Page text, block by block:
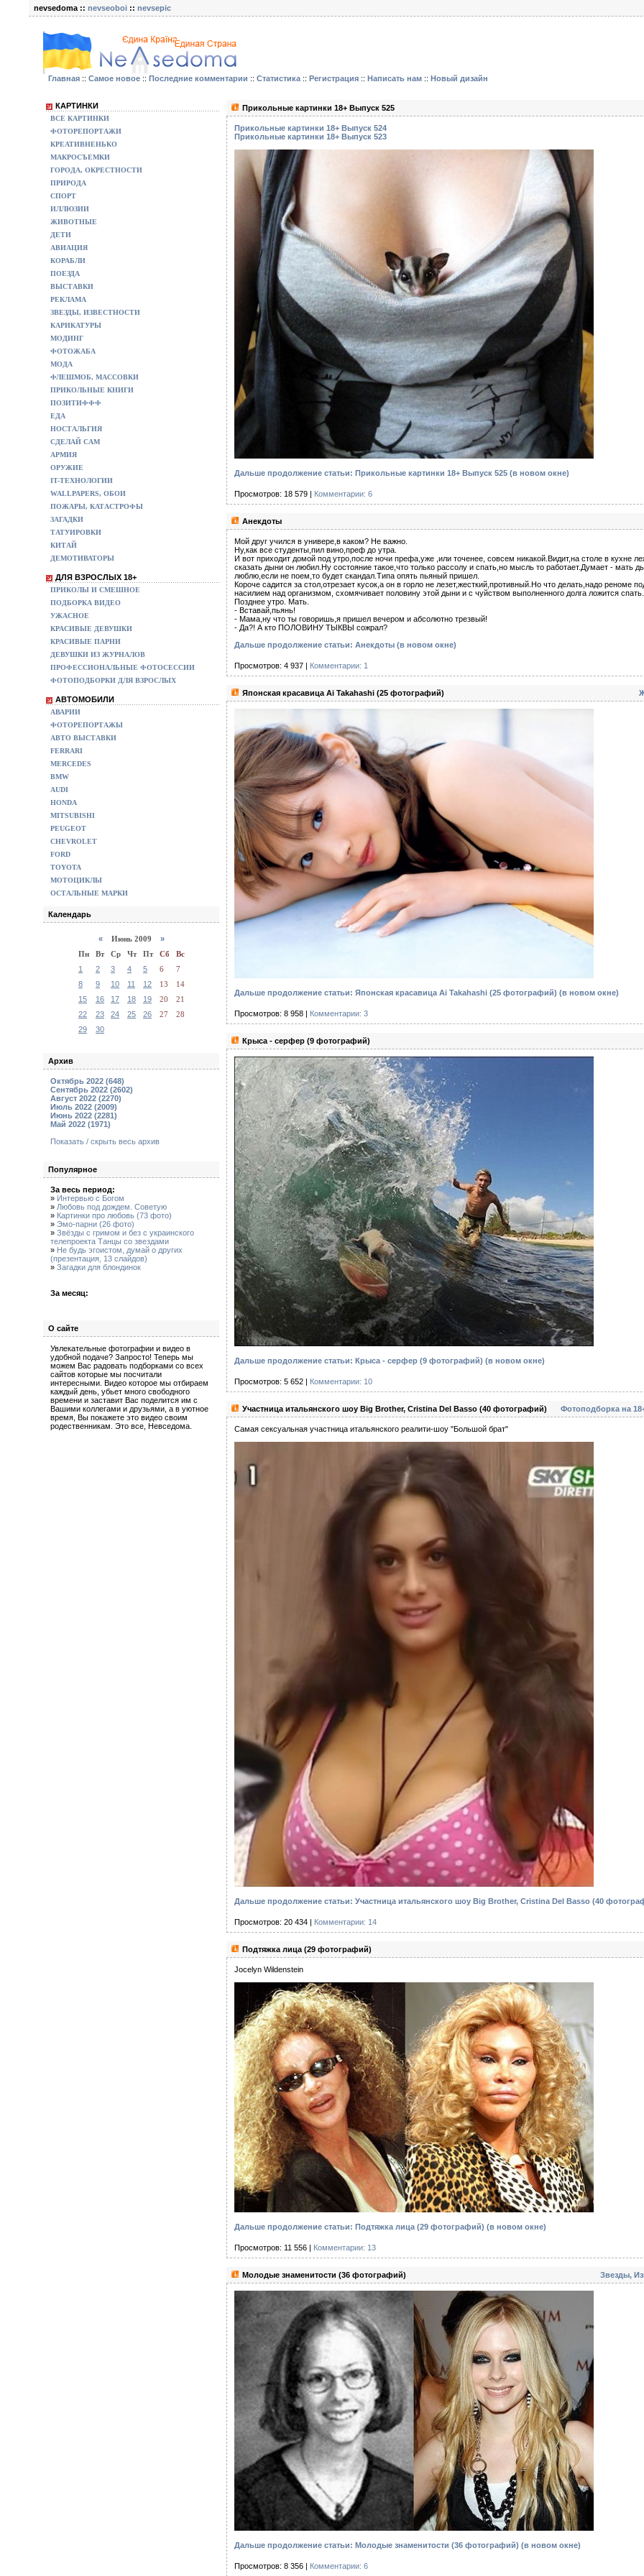
nevsedoma :: nevseoboi :: nevsepic
Главная :: Самое новое :: Последние комментарии :: Статистика :: Регистрация :: Написать нам :: Новый дизайн
КАРТИНКИ
ВСЕ КАРТИНКИ
ФОТОРЕПОРТАЖИ
КРЕАТИВНЕНЬКО
МАКРОСЪЕМКИ
ГОРОДА, ОКРЕСТНОСТИ
ПРИРОДА
СПОРТ
ИЛЛЮЗИИ
ЖИВОТНЫЕ
ДЕТИ
АВИАЦИЯ
КОРАБЛИ
ПОЕЗДА
ВЫСТАВКИ
РЕКЛАМА
ЗВЕЗДЫ, ИЗВЕСТНОСТИ
КАРИКАТУРЫ
МОДИНГ
ФОТОЖАБА
МОДА
ФЛЕШМОБ, МАССОВКИ
ПРИКОЛЬНЫЕ КНИГИ
ПОЗИТИФФФ
ЕДА
НОСТАЛЬГИЯ
СДЕЛАЙ САМ
АРМИЯ
ОРУЖИЕ
IT-ТЕХНОЛОГИИ
WALLPAPERS, ОБОИ
ПОЖАРЫ, КАТАСТРОФЫ
ЗАГАДКИ
ТАТУИРОВКИ
КИТАЙ
ДЕМОТИВАТОРЫ
ДЛЯ ВЗРОСЛЫХ 18+
ПРИКОЛЫ И СМЕШНОЕ
ПОДБОРКА ВИДЕО
УЖАСНОЕ
КРАСИВЫЕ ДЕВУШКИ
КРАСИВЫЕ ПАРНИ
ДЕВУШКИ ИЗ ЖУРНАЛОВ
ПРОФЕССИОНАЛЬНЫЕ ФОТОСЕССИИ
ФОТОПОДБОРКИ ДЛЯ ВЗРОСЛЫХ
АВТОМОБИЛИ
АВАРИИ
ФОТОРЕПОРТАЖЫ
АВТО ВЫСТАВКИ
FERRARI
MERCEDES
BMW
AUDI
HONDA
MITSUBISHI
PEUGEOT
CHEVROLET
FORD
TOYOTA
МОТОЦИКЛЫ
ОСТАЛЬНЫЕ МАРКИ
Календарь
« Июнь 2009 »
Пн
Вт Ср Чт Пт Сб
Вс
1
2 3 4 5 6
7
8
9 10 11 12 13
14
15
16 17 18 19 20
21
22
23 24 25 26 27
28
29
30
Архив
Октябрь 2022 (648)
Сентябрь 2022 (2602)
Август 2022 (2270)
Июль 2022 (2009)
Июнь 2022 (2281)
Май 2022 (1971)
Показать / скрыть весь архив
Популярное
За весь период:
» Интервью с Богом
» Любовь под дождем. Советую
» Картинки про любовь (73 фото)
» Эмо-парни (26 фото)
» Звёзды с гримом и без с украинского
телепроекта Танцы со звездами
» Не будь эгоистом, думай о других
(презентация, 13 слайдов)
» Загадки для блондинок
За месяц:
О сайте
Увлекательные фотографии и видео в
удобной подаче? Запросто! Теперь мы
можем Вас радовать подборками со всех
сайтов которые мы посчитали
интересными. Видео которое мы отбираем
каждый день, убьет много свободного
времени и заставит Вас поделится им с
Вашими коллегами и друзьями, а в уютное
время, Вы покажете это видео своим
родественникам. Это все, Невседома.
Прикольные картинки 18+ Выпуск 525
Прикольные картинки 18+ Выпуск 524
Прикольные картинки 18+ Выпуск 523
Дальше продолжение статьи: Прикольные картинки 18+ Выпуск 525 (в новом окне)
Просмотров: 18 579 | Комментарии: 6
Анекдоты
Мой друг учился в универе,в каком? Не важно.
Ну,как все студенты,пил вино,преф до утра.
И вот приходит домой под утро,после ночи префа,уже ,или точенее, совсем никакой.Видит,на столе в кухне
сказать дыни он любил.Ну состояние такое,что только рассолу и спать,но мысль то работает.Думает - мать
люблю,если не поем,то будет скандал.Типа опять пьяный пришел.
Короче садится за стол,отрезает кусок,а он в горло не лезет,жесткий,противный.Но что делать,надо реноме
насилием над организмом, схомячивает половину этой дыни и с чуйством выполненного долга ложится спать.
Позднее утро. Мать.
- Вставай,пьянь!
- Мама,ну что ты говоришь,я пришел вечером и абсолютно трезвый!
- Да?! А кто ПОЛОВИНУ ТЫКВЫ сожрал?
Дальше продолжение статьи: Анекдоты (в новом окне)
Просмотров: 4 937 | Комментарии: 1
Японская красавица Ai Takahashi (25 фотографий)
Дальше продолжение статьи: Японская красавица Ai Takahashi (25 фотографий) (в новом окне)
Просмотров: 8 958 | Комментарии: 3
Крыса - серфер (9 фотографий)
Дальше продолжение статьи: Крыса - серфер (9 фотографий) (в новом окне)
Просмотров: 5 652 | Комментарии: 10
Фотоподборка на
Участница итальянского шоу Big Brother, Cristina Del Basso (40 фотографий)
Самая сексуальная участница итальянского реалити-шоу "Большой брат"
Дальше продолжение статьи: Участница итальянского шоу Big Brother, Cristina Del Basso (40
Просмотров: 20 434 | Комментарии: 14
Подтяжка лица (29 фотографий)
Jocelyn Wildenstein
Дальше продолжение статьи: Подтяжка лица (29 фотографий) (в новом окне)
Просмотров: 11 556 | Комментарии: 13
Звезды,
Молодые знаменитости (36 фотографий)
Дальше продолжение статьи: Молодые знаменитости (36 фотографий) (в новом окне)
Просмотров: 8 356 | Комментарии: 6